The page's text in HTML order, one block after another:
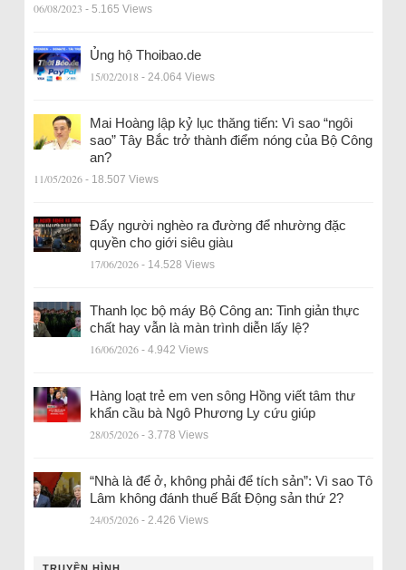
06/08/2023 - 5.165 Views
Ủng hộ Thoibao.de
15/02/2018 - 24.064 Views
Mai Hoàng lập kỷ lục thăng tiến: Vì sao “ngôi
sao” Tây Bắc trở thành điểm nóng của Bộ Công
an?
11/05/2026 - 18.507 Views
Đẩy người nghèo ra đường để nhường đặc
quyền cho giới siêu giàu
17/06/2026 - 14.528 Views
Thanh lọc bộ máy Bộ Công an: Tinh giản thực
chất hay vẫn là màn trình diễn lấy lệ?
16/06/2026 - 4.942 Views
Hàng loạt trẻ em ven sông Hồng viết tâm thư
khẩn cầu bà Ngô Phương Ly cứu giúp
28/05/2026 - 3.778 Views
“Nhà là để ở, không phải để tích sản”: Vì sao Tô
Lâm không đánh thuế Bất Động sản thứ 2?
24/05/2026 - 2.426 Views